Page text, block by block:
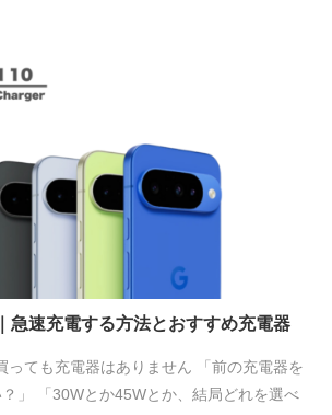
急速充電する方法とおすすめ充電器
っても充電器はありません 「前の充電器を
」 「30Wとか45Wとか、結局どれを選べ